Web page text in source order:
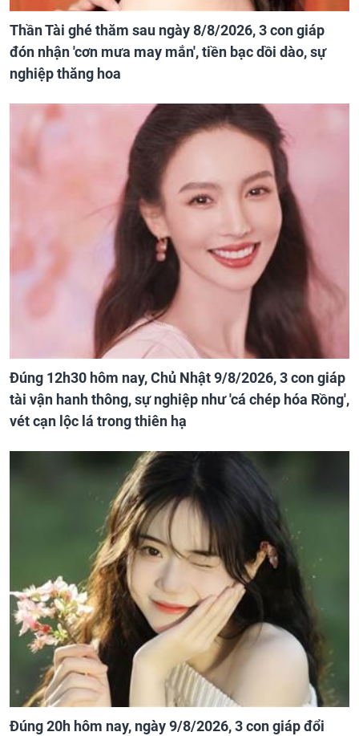
Thần Tài ghé thăm sau ngày 8/8/2026, 3 con giáp
đón nhận 'cơn mưa may mắn', tiền bạc dồi dào, sự
nghiệp thăng hoa
Đúng 12h30 hôm nay, Chủ Nhật 9/8/2026, 3 con giáp
tài vận hanh thông, sự nghiệp như 'cá chép hóa Rồng',
vét cạn lộc lá trong thiên hạ
Đúng 20h hôm nay, ngày 9/8/2026, 3 con giáp đổi